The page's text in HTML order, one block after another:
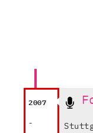
2007
-